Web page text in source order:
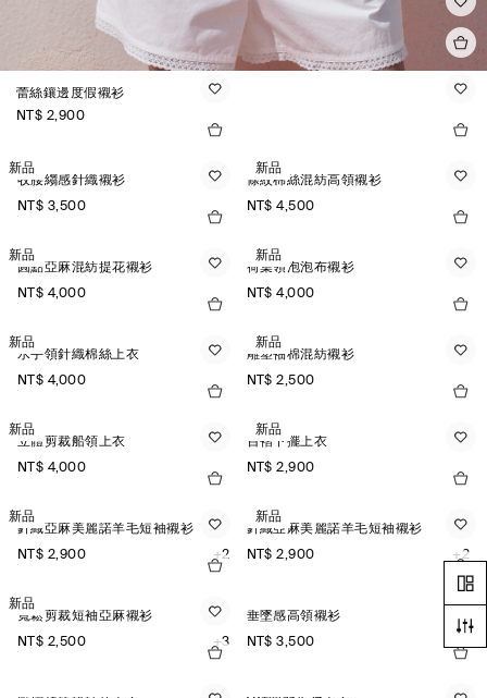
蕾絲鑲邊度假襯衫
NT$ 2,900
新品
收腰縐感針織襯衫
NT$ 3,500
新品
條紋棉絲混紡高領襯衫
NT$ 4,500
新品
圓點亞麻混紡提花襯衫
NT$ 4,000
新品
荷葉領泡泡布襯衫
NT$ 4,000
新品
水手領針織棉絲上衣
NT$ 4,000
新品
雕塑袖棉混紡襯衫
NT$ 2,500
新品
立體剪裁船領上衣
NT$ 4,000
新品
百褶下擺上衣
NT$ 2,900
新品
針織亞麻美麗諾羊毛短袖襯衫
NT$ 2,900
+2
新品
針織亞麻美麗諾羊毛短袖襯衫
NT$ 2,900
+2
新品
寬鬆剪裁短袖亞麻襯衫
NT$ 2,500
+3
垂墜感高領襯衫
NT$ 3,500